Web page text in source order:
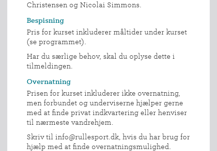
Christensen og Nicolai Simmons.
Bespisning
Pris for kurset inkluderer måltider under kurset
(se programmet).
Har du særlige behov, skal du oplyse dette i
tilmeldingen.
Overnatning
Prisen for kurset inkluderer ikke overnatning,
men forbundet og underviserne hjælper gerne
med at finde privat indkvartering eller henviser
til nærmeste vandrehjem.
Skriv til info@rullesport.dk, hvis du har brug for
hjælp med at finde overnatningsmulighed.